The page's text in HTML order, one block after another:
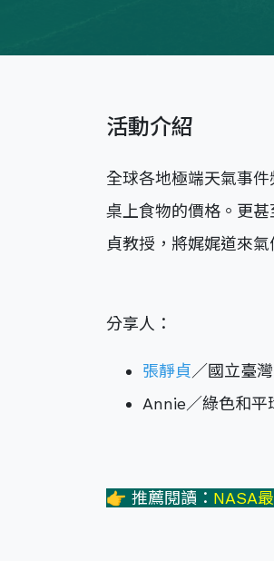
活動介紹
全球各地極端天氣事
桌上食物的價格。更
貞教授，將娓娓道來
分享人：
張靜貞／國立臺
Annie／綠色和平
👉 推薦閱讀： NASA